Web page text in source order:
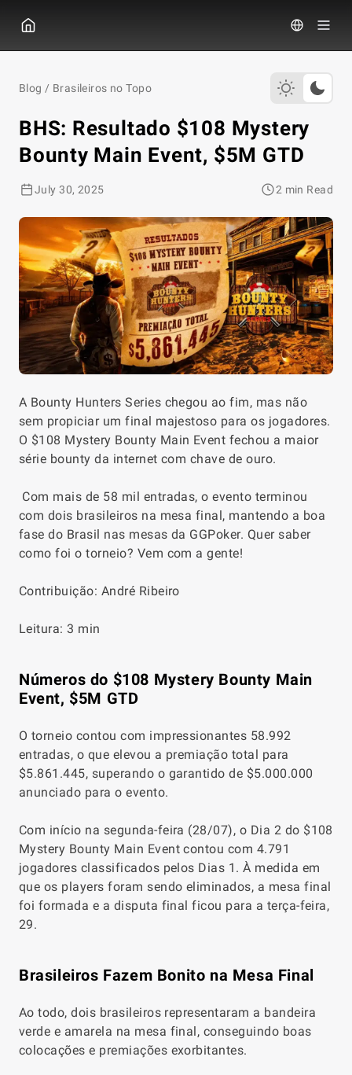
Blog / Brasileiros no Topo
BHS: Resultado $108 Mystery
Bounty Main Event, $5M GTD
July 30, 2025 2 min Read
A Bounty Hunters Series chegou ao fim, mas não
sem propiciar um final majestoso para os jogadores.
O $108 Mystery Bounty Main Event fechou a maior
série bounty da internet com chave de ouro.
Com mais de 58 mil entradas, o evento terminou
com dois brasileiros na mesa final, mantendo a boa
fase do Brasil nas mesas da GGPoker. Quer saber
como foi o torneio? Vem com a gente!
Contribuição: André Ribeiro
Leitura: 3 min
Números do $108 Mystery Bounty Main
Event, $5M GTD
O torneio contou com impressionantes 58.992
entradas, o que elevou a premiação total para
$5.861.445, superando o garantido de $5.000.000
anunciado para o evento.
Com início na segunda-feira (28/07), o Dia 2 do $108
Mystery Bounty Main Event contou com 4.791
jogadores classificados pelos Dias 1. À medida em
que os players foram sendo eliminados, a mesa final
foi formada e a disputa final ficou para a terça-feira,
29.
Brasileiros Fazem Bonito na Mesa Final
Ao todo, dois brasileiros representaram a bandeira
verde e amarela na mesa final, conseguindo boas
colocações e premiações exorbitantes.